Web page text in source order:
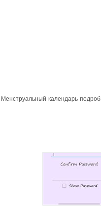
календарь